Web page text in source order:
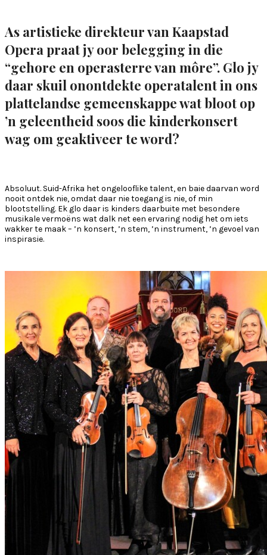
As artistieke direkteur van Kaapstad
Opera praat jy oor belegging in die
“gehore en operasterre van môre”. Glo jy
daar skuil onontdekte operatalent in ons
plattelandse gemeenskappe wat bloot op
’n geleentheid soos die kinderkonsert
wag om geaktiveer te word?
Absoluut. Suid-Afrika het ongelooflike talent, en baie daarvan word
nooit ontdek nie, omdat daar nie toegang is nie, of min
blootstelling. Ek glo daar is kinders daarbuite met besondere
musikale vermoëns wat dalk net een ervaring nodig het om iets
wakker te maak – ’n konsert, ’n stem, ’n instrument, ’n gevoel van
inspirasie.